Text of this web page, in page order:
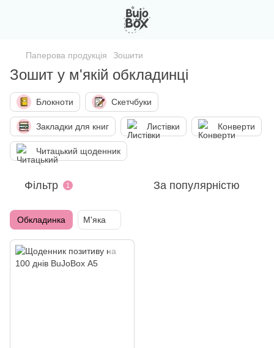
Паперова продукція Зошити
Зошит у м'якій обкладинці
Блокноти Скетчбуки
Закладки для книг Листівки Конверти
Читацький щоденник
Фільтр 1 За популярністю
Обкладинка М'яка